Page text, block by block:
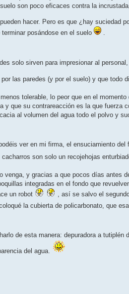
son poco eficaces contra la
hacer. Pero es que ¿hay suciedad
posándose en el suelo
solo sirven para impresionar al
las paredes (y por el suelo) y que
tolerable, lo peor que en el
y que su contrareacción es la que
al volumen del agua todo el polvo y
ver en mi firma, el ensuciamiento
son solo un recojehojas
venga, y gracias a que pocos días antes
integradas en el fondo que
un robot
, así se salvo el
la cubierta de policarbonato, que
de esta manera: depuradora a
del agua.